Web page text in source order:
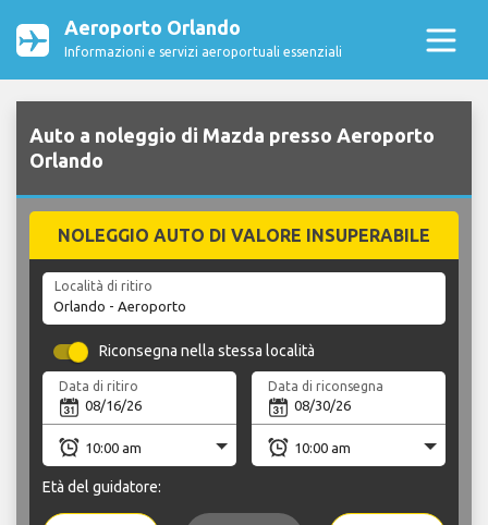
Aeroporto Orlando
Informazioni e servizi aeroportuali essenziali
Auto a noleggio di Mazda presso Aeroporto
Orlando
NOLEGGIO AUTO DI VALORE INSUPERABILE
Località di ritiro
Riconsegna nella stessa località
Data di ritiro Data di riconsegna
Età del guidatore: